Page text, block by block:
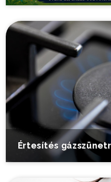
Értesítés